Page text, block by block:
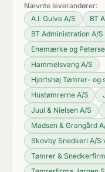
Nævnte leverandører:
A.I. Gulve A/S
BT
BT Administration A/S
Enemærke og
Hammelsvang A/S
Hjortshøj Tømrer- og
Hustømrerne A/S
Juul & Nielsen A/S
Madsen & Grangård
Skovby Snedkeri A/S
Tømrer &